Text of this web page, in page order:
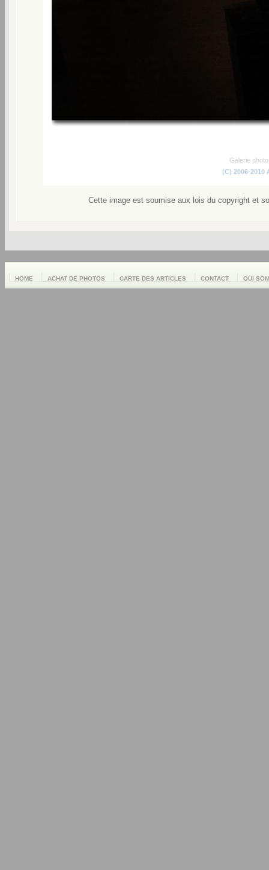
Galerie
(C) 2006-2010
Cette image est soumise aux lois du copyright et
HOME ACHAT DE PHOTOS CARTE DES ARTICLES CONTACT QUI